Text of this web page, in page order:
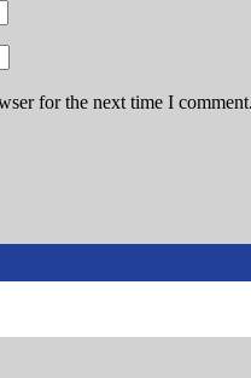
for the next time I comment.